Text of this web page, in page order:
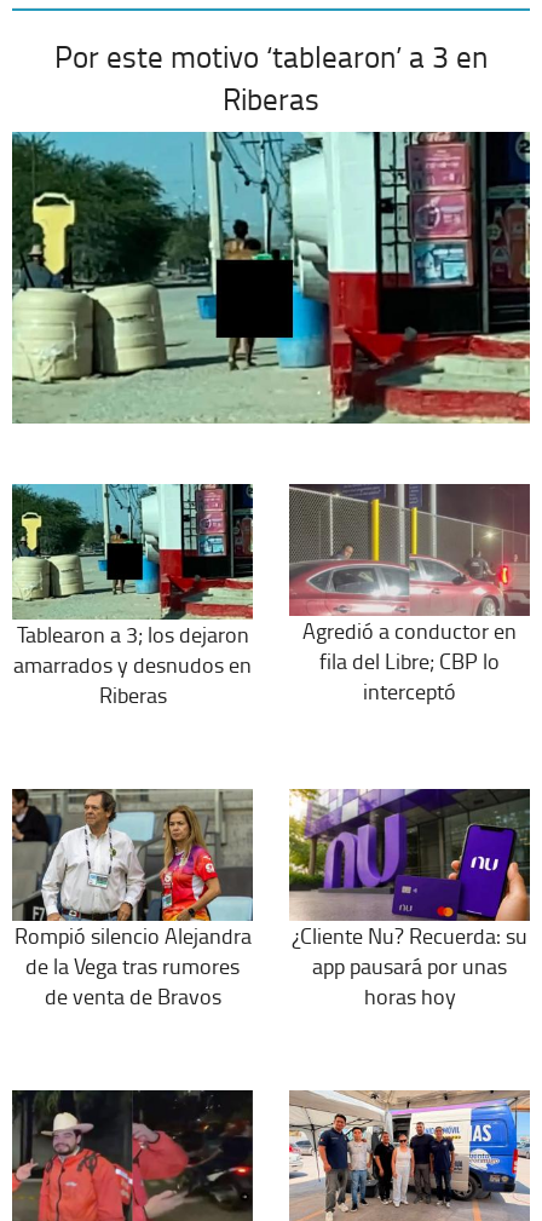
Por este motivo ‘tablearon’ a 3 en
Riberas
Tablearon a 3; los dejaron
amarrados y desnudos en
Riberas
Agredió a conductor en
fila del Libre; CBP lo
interceptó
Rompió silencio Alejandra
de la Vega tras rumores
de venta de Bravos
¿Cliente Nu? Recuerda: su
app pausará por unas
horas hoy